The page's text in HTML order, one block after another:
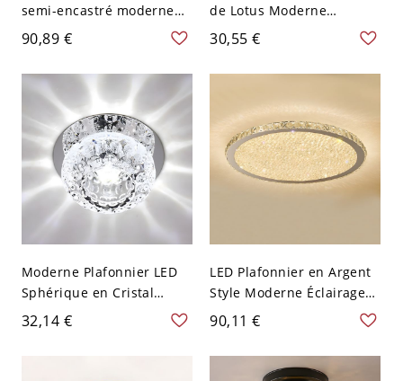
semi-encastré moderne
en forme de dôme pour
chambre - Transparent
110 V-120 V
90,89 €
de Lotus Moderne
Luminaire Encastré en
Cristal Clair - 110 V-120 V
Chaud
30,55 €
Moderne Plafonnier LED
Sphérique en Cristal
Transparent Luminaire
Encastré pour Couloir -
32,14 €
LED Plafonnier en Argent
Style Moderne Éclairage
Encastré en Cristal Design
de Cercle - 110 V-120 V
35,56 cm Blanc
90,11 €